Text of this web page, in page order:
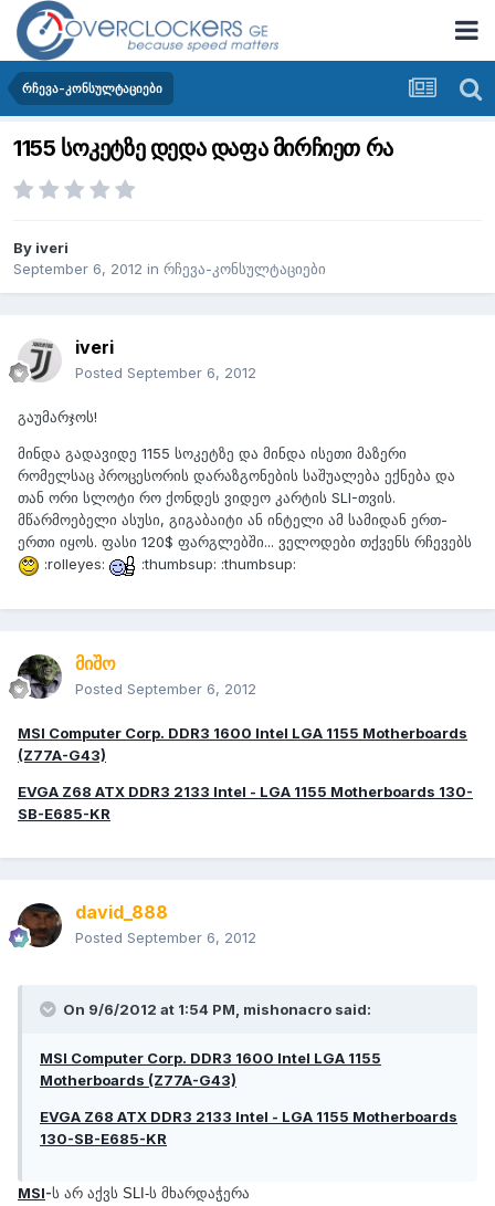
რჩევა-კონსულტაციები
1155 სოკეტზე დედა დაფა მირჩიეთ რა
By iveri
September 6, 2012 in რჩევა-კონსულტაციები
iveri
Posted September 6, 2012
გაუმარჯოს!
მინდა გადავიდე 1155 სოკეტზე და მინდა ისეთი მაზერი
რომელსაც პროცესორის დარაზგონების საშუალება ექნება და
თან ორი სლოტი რო ქონდეს ვიდეო კარტის SLI-თვის.
მწარმოებელი ასუსი, გიგაბაიტი ან ინტელი ამ სამიდან ერთ-
ერთი იყოს. ფასი 120$ ფარგლებში... ველოდები თქვენს რჩევებს
:rolleyes:
:thumbsup: :thumbsup:
მიშო
Posted September 6, 2012
MSI Computer Corp. DDR3 1600 Intel LGA 1155 Motherboards
(Z77A-G43)
EVGA Z68 ATX DDR3 2133 Intel - LGA 1155 Motherboards 130-
SB-E685-KR
david_888
Posted September 6, 2012
On 9/6/2012 at 1:54 PM, mishonacro said:
MSI Computer Corp. DDR3 1600 Intel LGA 1155
Motherboards (Z77A-G43)
EVGA Z68 ATX DDR3 2133 Intel - LGA 1155 Motherboards
130-SB-E685-KR
MSI-ს არ აქვს SLI-ს მხარდაჭერა